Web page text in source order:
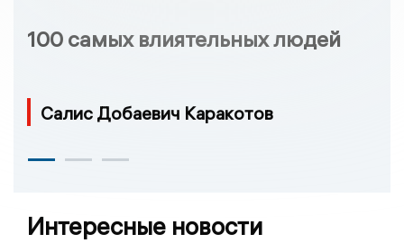
100 самых влиятельных людей
Салис Добаевич Каракотов
Интересные новости